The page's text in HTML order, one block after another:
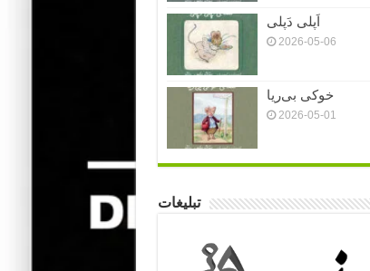
اَپلی دَپلی
2026-05-06
خوکی بی‌ریا
2026-05-01
تبلیغات